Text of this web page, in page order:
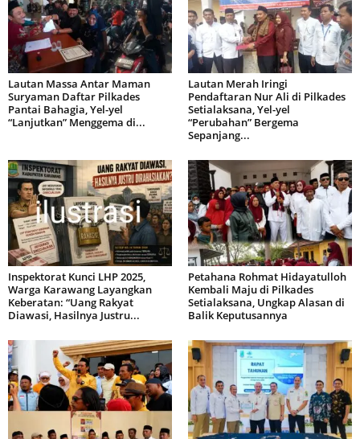
Lautan Massa Antar Maman
Suryaman Daftar Pilkades
Pantai Bahagia, Yel-yel
“Lanjutkan” Menggema di...
Lautan Merah Iringi
Pendaftaran Nur Ali di Pilkades
Setialaksana, Yel-yel
“Perubahan” Bergema
Sepanjang...
Inspektorat Kunci LHP 2025,
Warga Karawang Layangkan
Keberatan: “Uang Rakyat
Diawasi, Hasilnya Justru...
Petahana Rohmat Hidayatulloh
Kembali Maju di Pilkades
Setialaksana, Ungkap Alasan di
Balik Keputusannya